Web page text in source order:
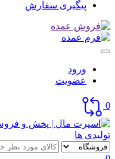
پیگیری سفارش
ورود
عضویت
0